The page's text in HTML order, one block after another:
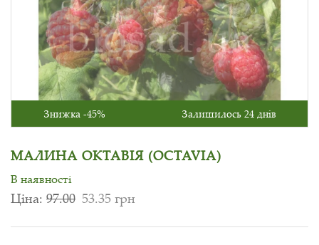
Знижка -45% Залишилось 24 днів
МАЛИНА ОКТАВІЯ (OCTAVIA)
В наявності
Ціна: 97.00 53.35 грн